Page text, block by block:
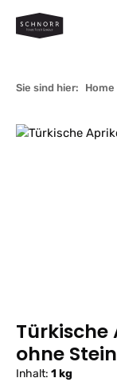
Zum Hauptinhalt
Sie sind hier: Home
Bildergalerie
Türkische
ohne Stein
Inhalt: 1 kg